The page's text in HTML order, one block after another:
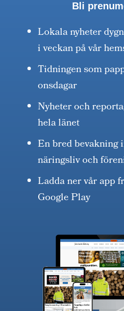
Bli
Lokala nyheter
i veckan på vår
Tidningen som
onsdagar
Nyheter och
hela länet
En bred bevakning
näringsliv och
Ladda ner vår app
Google Play